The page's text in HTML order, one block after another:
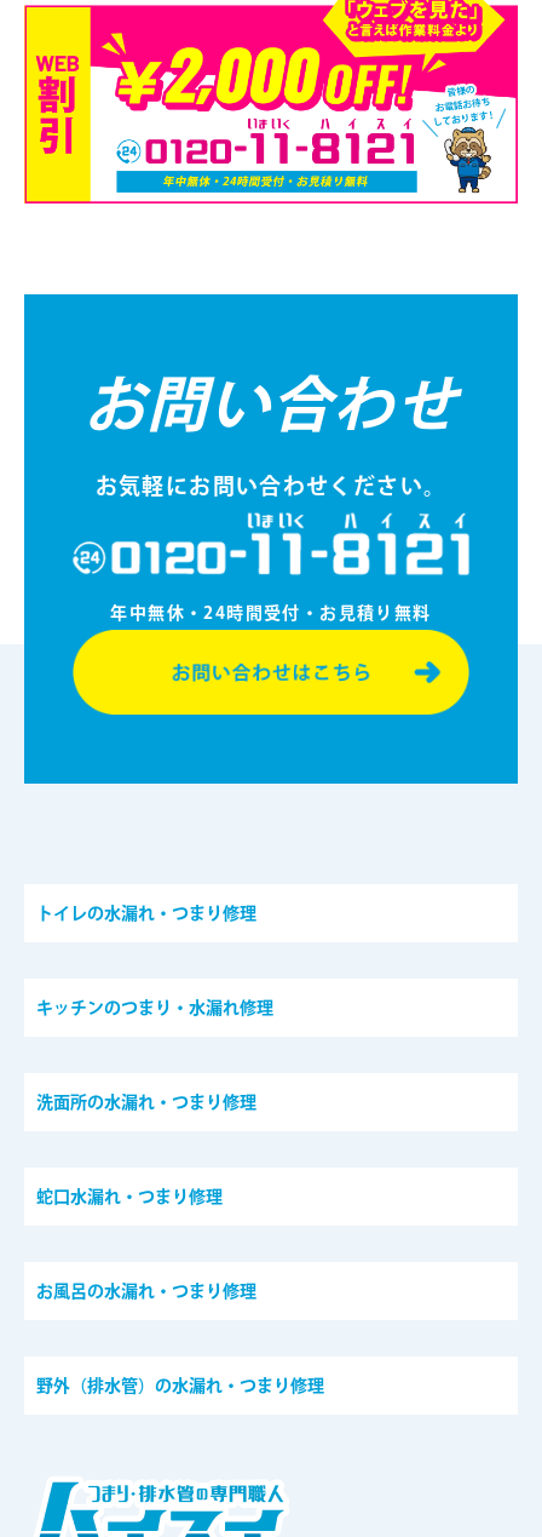
お問い合わせ
お気軽にお問い合わせください。
年中無休・24時間受付・お⾒積り無料
トイレの水漏れ・つまり修理
キッチンのつまり・水漏れ修理
洗面所の水漏れ・つまり修理
蛇口水漏れ・つまり修理
お風呂の水漏れ・つまり修理
野外（排水管）の水漏れ・つまり修理